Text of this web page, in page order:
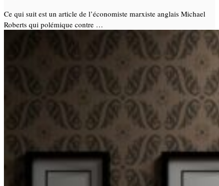
Ce qui suit est un article de l’économiste marxiste anglais Michael
Roberts qui polémique contre …